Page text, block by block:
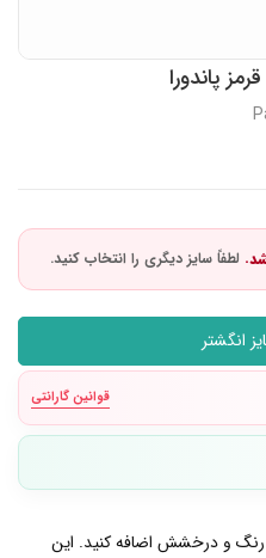
پاندورا
انگشتر
قوانین گارانتی
و درخشش اضافه کنید. این